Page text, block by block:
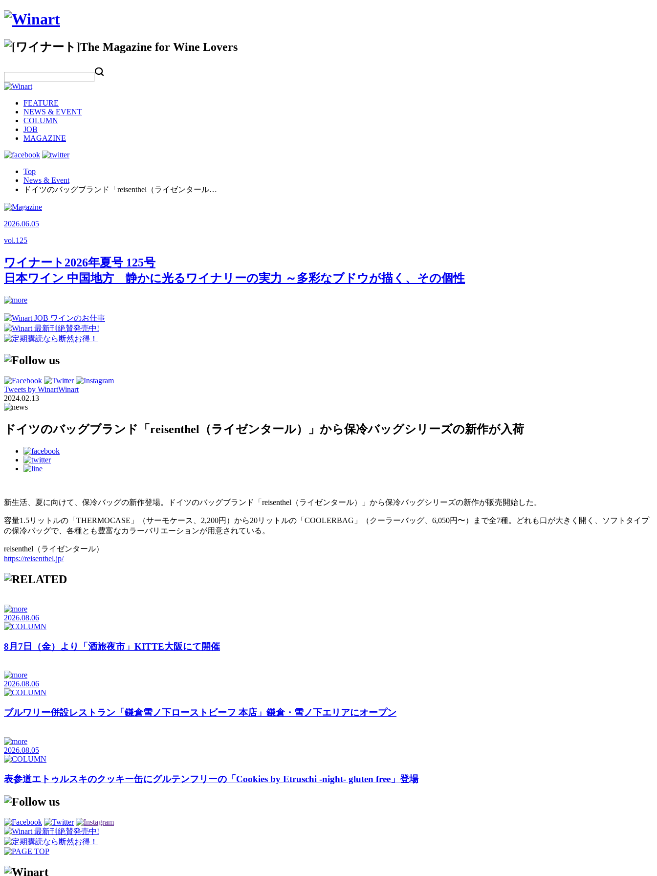
FEATURE
NEWS & EVENT
COLUMN
JOB
MAGAZINE
Top
News & Event
ドイツのバッグブランド「reisenthel（ライゼンタール…
2026.06.05
vol.125
ワイナート2026年夏号 125号
日本ワイン 中国地方 静かに光るワイナリーの実力 ～多彩なブドウが描く、その個性
Tweets by WinartWinart
2024.02.13
ドイツのバッグブランド「reisenthel（ライゼンタール）」から保冷バッグシリーズの新作が入荷
新生活、夏に向けて、保冷バッグの新作登場。ドイツのバッグブランド「reisenthel（ライゼンタール）」から保冷バッグシリーズの新作が販売開始した。
容量1.5リットルの「THERMOCASE」（サーモケース、2,200円）から20リットルの「COOLERBAG」（クーラーバッグ、6,050円〜）まで全7種。どれも口が大きく開く、ソフトタイプ
の保冷バッグで、各種とも豊富なカラーバリエーションが用意されている。
reisenthel（ライゼンタール）
https://reisenthel.jp/
2026.08.06
8月7日（金）より「酒旅夜市」KITTE大阪にて開催
2026.08.06
ブルワリー併設レストラン「鎌倉雪ノ下ローストビーフ 本店」鎌倉・雪ノ下エリアにオープン
2026.08.05
表参道エトゥルスキのクッキー缶にグルテンフリーの「Cookies by Etruschi -night- gluten free」登場